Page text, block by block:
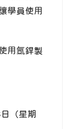
學員使用
用氬銲製
（星期